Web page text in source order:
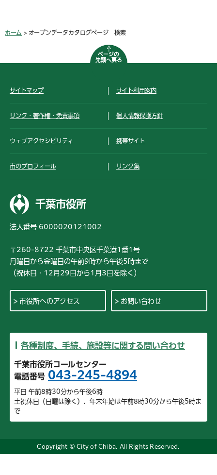
ホーム > オープンデータカタログページ 検索
ページの
先頭へ戻る
サイトマップ サイト利用案内
リンク・著作権・免責事項 個人情報保護方針
ウェブアクセシビリティ 携帯サイト
市のプロフィール リンク集
千葉市役所
法人番号 6000020121002
〒260-8722 千葉市中央区千葉港1番1号
月曜日から金曜日の午前9時から午後5時まで
（祝休日・12月29日から1月3日を除く）
市役所へのアクセス お問い合わせ
各種制度、手続、施設等に関する問い合わせ
千葉市役所コールセンター
電話番号 043-245-4894
平日 午前8時30分から午後6時
土祝休日（日曜は除く）、年末年始は午前8時30分から午後5時ま
で
Copyright © City of Chiba. All Rights Reserved.